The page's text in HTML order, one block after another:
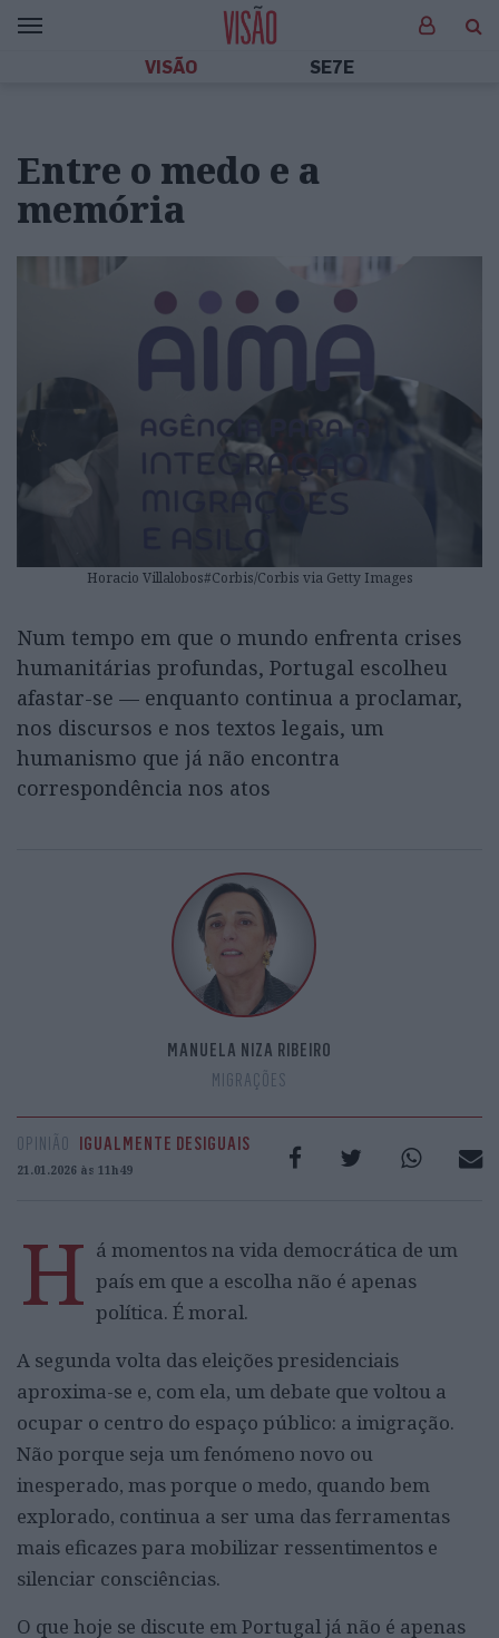
VISÃO SE7E
Entre o medo e a
memória
Horacio Villalobos#Corbis/Corbis via Getty Images
Num tempo em que o mundo enfrenta crises
humanitárias profundas, Portugal escolheu
afastar-se — enquanto continua a proclamar,
nos discursos e nos textos legais, um
humanismo que já não encontra
correspondência nos atos
MANUELA NIZA RIBEIRO
MIGRAÇÕES
OPINIÃO IGUALMENTE DESIGUAIS
21.01.2026 às 11h49
H á momentos na vida democrática de um
país em que a escolha não é apenas
política. É moral.
A segunda volta das eleições presidenciais
aproxima-se e, com ela, um debate que voltou a
ocupar o centro do espaço público: a imigração.
Não porque seja um fenómeno novo ou
inesperado, mas porque o medo, quando bem
explorado, continua a ser uma das ferramentas
mais eficazes para mobilizar ressentimentos e
silenciar consciências.
O que hoje se discute em Portugal já não é apenas